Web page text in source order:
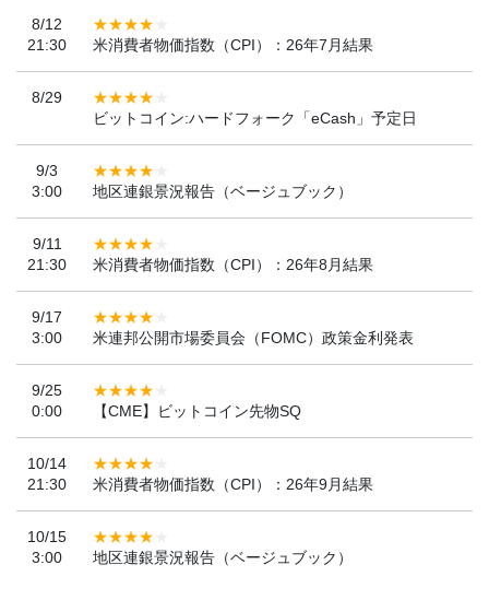
8/12
21:30
米消費者物価指数（CPI）：26年7月結果
8/29
ビットコイン:ハードフォーク「eCash」予定日
9/3
3:00
地区連銀景況報告（ベージュブック）
9/11
21:30
米消費者物価指数（CPI）：26年8月結果
9/17
3:00
米連邦公開市場委員会（FOMC）政策金利発表
9/25
0:00
【CME】ビットコイン先物SQ
10/14
21:30
米消費者物価指数（CPI）：26年9月結果
10/15
3:00
地区連銀景況報告（ベージュブック）